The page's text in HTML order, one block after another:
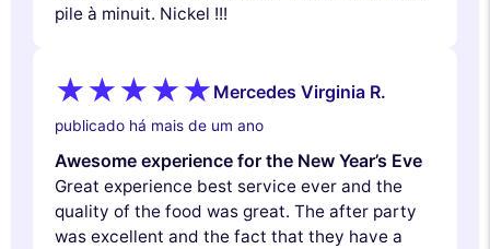
pile à minuit. Nickel !!!
Mercedes Virginia R.
publicado há mais de um ano
Awesome experience for the New Year’s Eve
Great experience best service ever and the
quality of the food was great. The after party
was excellent and the fact that they have a